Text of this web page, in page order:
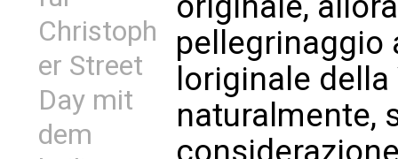
Christoph
er Street
Day mit
dem
pellegrinaggio
loriginale
naturalmente,